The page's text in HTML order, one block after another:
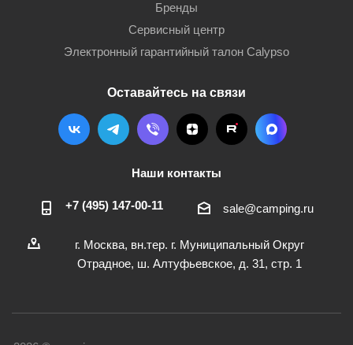
Бренды
Сервисный центр
Электронный гарантийный талон Calypso
Оставайтесь на связи
Наши контакты
+7 (495) 147-00-11 sale@camping.ru
г. Москва, вн.тер. г. Муниципальный Округ
Отрадное, ш. Алтуфьевское, д. 31, стр. 1